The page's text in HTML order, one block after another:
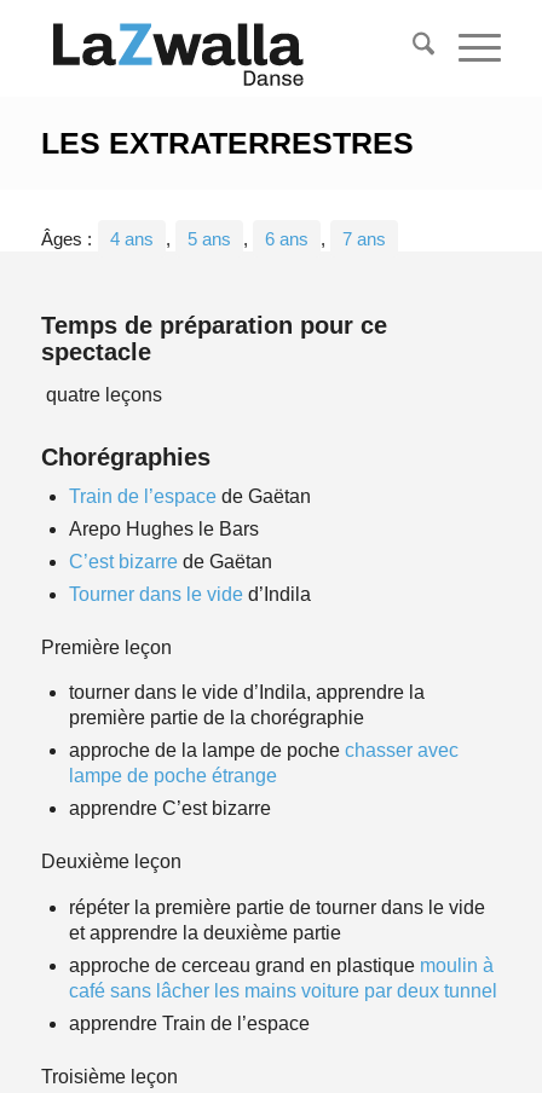
LES EXTRATERRESTRES
Âges : 4 ans , 5 ans , 6 ans , 7 ans
Temps de préparation pour ce
spectacle
quatre leçons
Chorégraphies
Train de l’espacede Gaëtan
Arepo Hughes le Bars
C’est bizarrede Gaëtan
Tourner dans le vided’Indila
Première leçon
tourner dans le vide d’Indila, apprendre la
première partie de la chorégraphie
approche de la lampe de poche chasser avec
lampe de poche étrange
apprendre C’est bizarre
Deuxième leçon
répéter la première partie de tourner dans le vide
et apprendre la deuxième partie
approche de cerceau grand en plastique moulin à
café sans lâcher les mains voiture par deux tunnel
apprendre Train de l’espace
Troisième leçon